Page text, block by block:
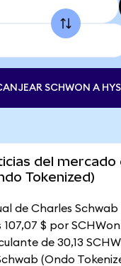
SCHWON A
del mercado
Tokenized)
de Charles Schwab
107,07 $ por
de 30,13
(Ondo